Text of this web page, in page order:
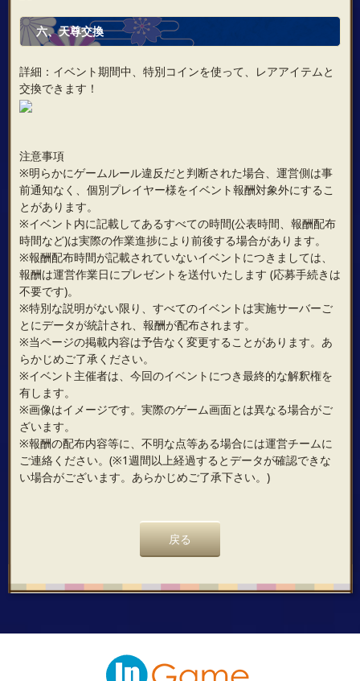
六、天尊交換
詳細：イベント期間中、特別コインを使って、レアアイテムと
交換できます！
注意事項
※明らかにゲームルール違反だと判断された場合、運営側は事
前通知なく、個別プレイヤー様をイベント報酬対象外にするこ
とがあります。
※イベント内に記載してあるすべての時間(公表時間、報酬配布
時間など)は実際の作業進捗により前後する場合があります。
※報酬配布時間が記載されていないイベントにつきましては、
報酬は運営作業日にプレゼントを送付いたします (応募手続きは
不要です)。
※特別な説明がない限り、すべてのイベントは実施サーバーご
とにデータが統計され、報酬が配布されます。
※当ページの掲載内容は予告なく変更することがあります。あ
らかじめご了承ください。
※イベント主催者は、今回のイベントにつき最終的な解釈権を
有します。
※画像はイメージです。実際のゲーム画面とは異なる場合がご
ざいます。
※報酬の配布内容等に、不明な点等ある場合には運営チームに
ご連絡ください。(※1週間以上経過するとデータが確認できな
い場合がございます。あらかじめご了承下さい。)
戻る